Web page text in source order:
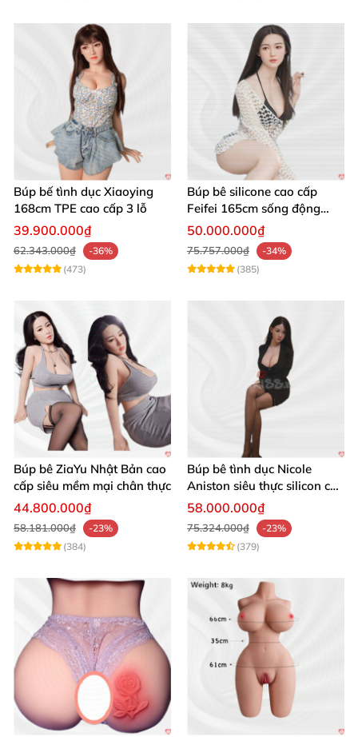
Búp bế tình dục Xiaoying
168cm TPE cao cấp 3 lỗ
39.900.000₫
62.343.000₫
-36%
(473)
Búp bê silicone cao cấp
Feifei 165cm sống động
chân thật ghê
50.000.000₫
75.757.000₫
-34%
(385)
Búp bê ZiaYu Nhật Bản cao
cấp siêu mềm mại chân thực
44.800.000₫
58.181.000₫
-23%
(384)
Búp bê tình dục Nicole
Aniston siêu thực silicon cao
cấp giá tốt
58.000.000₫
75.324.000₫
-23%
(379)